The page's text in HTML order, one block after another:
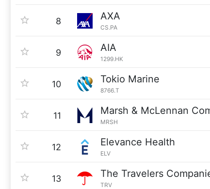
8 AXA
CS.PA
9 AIA
1299.HK
10 Tokio Marine
8766.T
11 Marsh & McLennan
MRSH
12 Elevance Health
ELV
13 The Travelers
TRV